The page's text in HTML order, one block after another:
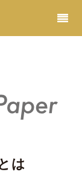
は